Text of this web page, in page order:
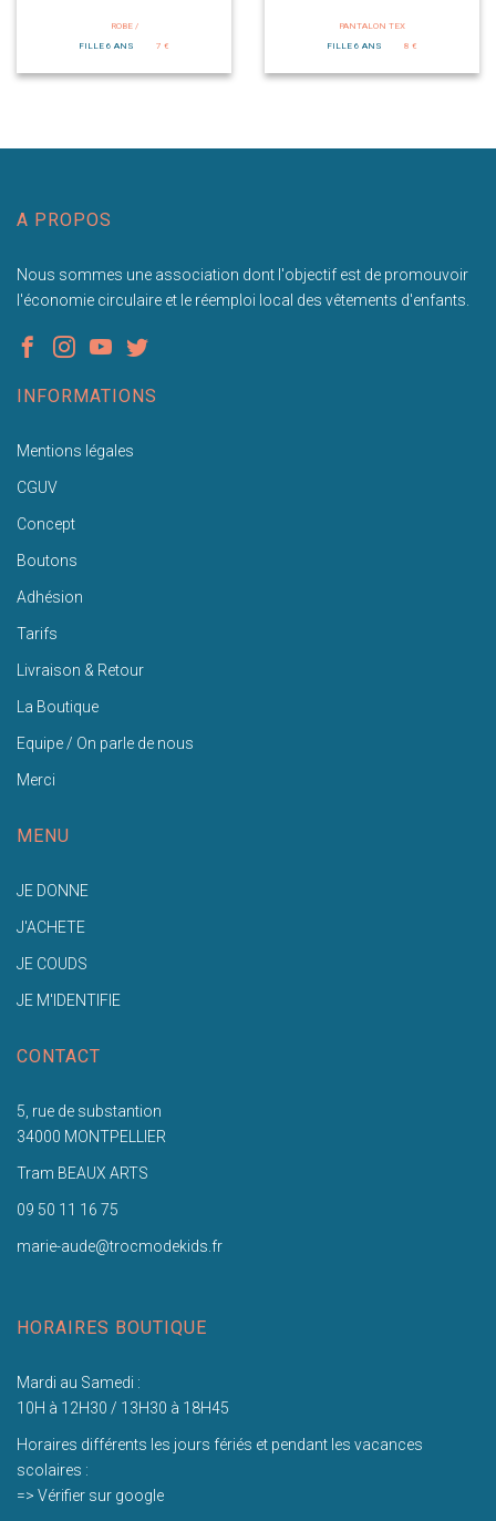
ROBE /
FILLE 6 ANS
7 €
PANTALON TEX
FILLE 6 ANS
8 €
A PROPOS
Nous sommes une association dont l'objectif est de promouvoir
l'économie circulaire et le réemploi local des vêtements d'enfants.
INFORMATIONS
Mentions légales
CGUV
Concept
Boutons
Adhésion
Tarifs
Livraison & Retour
La Boutique
Equipe / On parle de nous
Merci
MENU
JE DONNE
J'ACHETE
JE COUDS
JE M'IDENTIFIE
CONTACT
5, rue de substantion
34000 MONTPELLIER
Tram BEAUX ARTS
09 50 11 16 75
marie-aude@trocmodekids.fr
HORAIRES BOUTIQUE
Mardi au Samedi :
10H à 12H30 / 13H30 à 18H45
Horaires différents les jours fériés et pendant les vacances
scolaires :
=> Vérifier sur google